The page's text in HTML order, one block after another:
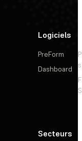
Logiciels
PreForm
Dashboard
Secteurs